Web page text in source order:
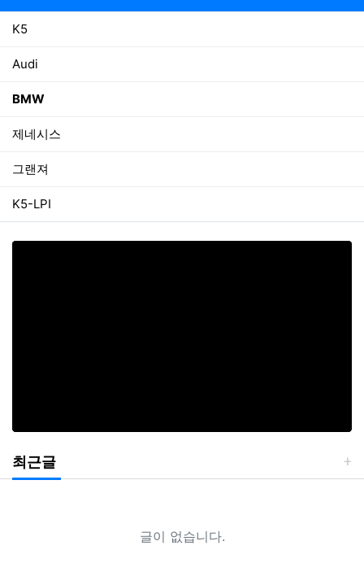
K5
Audi
BMW
제네시스
그랜져
K5-LPI
최근글
글이 없습니다.